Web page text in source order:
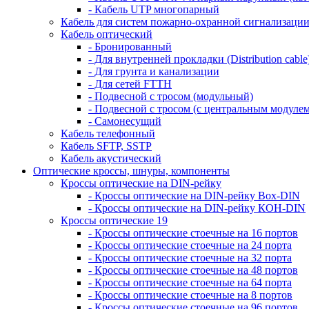
- Кабель UTP многопарный
Кабель для систем пожарно-охранной сигнализации
Кабель оптический
- Бронированный
- Для внутренней прокладки (Distribution
- Для грунта и канализации
- Для сетей FTTH
- Подвесной с тросом (модульный)
- Подвесной с тросом (с центральным
- Самонесущий
Кабель телефонный
Кабель SFTP, SSTP
Кабель акустический
Оптические кроссы, шнуры, компоненты
Кроссы оптические на DIN-рейку
- Кроссы оптические на DIN-рейку Box-DIN
- Кроссы оптические на DIN-рейку КОН-DIN
Кроссы оптические 19
- Кроссы оптические стоечные на 16 портов
- Кроссы оптические стоечные на 24 порта
- Кроссы оптические стоечные на 32 порта
- Кроссы оптические стоечные на 48 портов
- Кроссы оптические стоечные на 64 порта
- Кроссы оптические стоечные на 8 портов